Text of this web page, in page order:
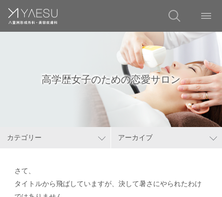
高学歴女子のための恋愛サロン
カテゴリー アーカイブ
さて、
タイトルから飛ばしていますが、決して暑さにやられたわけ